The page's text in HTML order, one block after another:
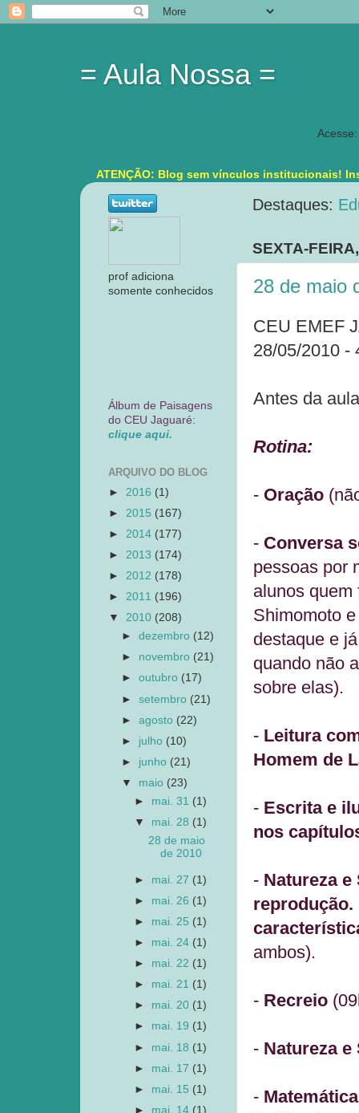
= Aula Nossa =
Acesse:
ATENÇÃO: Blog sem vínculos institucionais!
Destaques:
SEXTA-
28 de maio
CEU EMEF
28/05/2010 -
Antes da
Rotina:
- Oração
- Conversa
pessoas por
alunos quem
Shimomoto
destaque e
quando não
sobre elas).
- Leitura
Homem de
- Escrita e
nos
- Natureza e
reprodução.
ambos).
- Recreio
- Natureza e
-
prof adiciona
somente conhecidos
Álbum de Paisagens
do CEU Jaguaré:
clique aqui.
ARQUIVO DO BLOG
► 2016 (1)
► 2015 (167)
► 2014 (177)
► 2013 (174)
► 2012 (178)
► 2011 (196)
▼ 2010 (208)
►dezembro (12)
► novembro (21)
►outubro (17)
►setembro (21)
►agosto (22)
► julho (10)
► junho (21)
▼ maio (23)
► mai. 31 (1)
▼ mai. 28 (1)
28 de maio
de 2010
► mai. 27 (1)
► mai. 26 (1)
► mai. 25 (1)
► mai. 24 (1)
► mai. 22 (1)
► mai. 21 (1)
► mai. 20 (1)
► mai. 19 (1)
► mai. 18 (1)
► mai. 17 (1)
► mai. 15 (1)
► mai. 14 (1)